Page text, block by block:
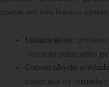
operar em três frentes exatas:
Leitura ativa:
Técnicas publicadas
Conversão de
sistêmica da unidade